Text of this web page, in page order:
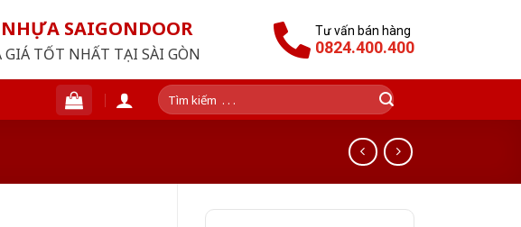
SAIGONDOOR
TỐT NHẤT TẠI SÀI GÒN
Tư vấn bán hàng
0824.400.400
Tìm
kiếm: